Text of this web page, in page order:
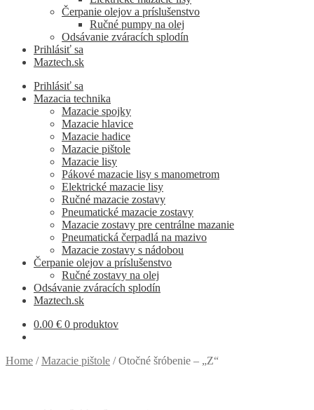
Čerpanie olejov a príslušenstvo
Ručné pumpy na olej
Odsávanie zváracích splodín
Prihlásiť sa
Maztech.sk
Prihlásiť sa
Mazacia technika
Mazacie spojky
Mazacie hlavice
Mazacie hadice
Mazacie pištole
Mazacie lisy
Pákové mazacie lisy s manometrom
Elektrické mazacie lisy
Ručné mazacie zostavy
Pneumatické mazacie zostavy
Mazacie zostavy pre centrálne mazanie
Pneumatická čerpadlá na mazivo
Mazacie zostavy s nádobou
Čerpanie olejov a príslušenstvo
Ručné zostavy na olej
Odsávanie zváracích splodín
Maztech.sk
0.00 € 0 produktov
Home /Mazacie pištole /Otočné šróbenie – „Z“